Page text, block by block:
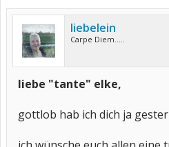
liebelein
Carpe Diem.....
liebe "tante" elke,
gottlob hab ich dich ja